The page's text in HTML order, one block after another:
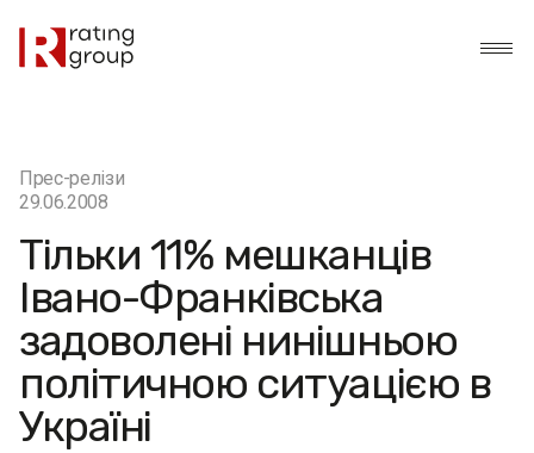
Прес-релізи
29.06.2008
Тільки 11% мешканців
Івано-Франківська
задоволені нинішньою
політичною ситуацією в
Україні